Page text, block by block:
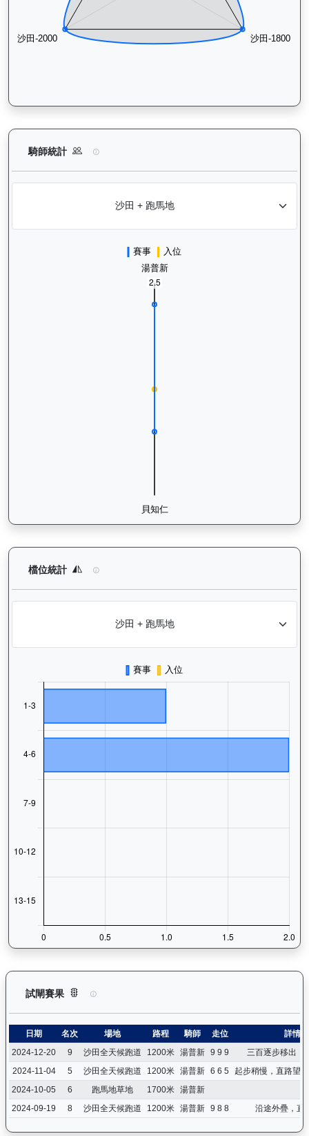
騎師統計 有誰共鳴（J367）— 騎師統計分析：查看各騎
檔位統計 有誰共鳴（J367）— 檔位統計分析：查看馬匹
試閘賽果 有誰共鳴（J367）— 試閘賽果紀錄：查看馬匹
日期 名次 場地 路程 騎師 走位
詳情
2024-12-20
9 沙田全天候跑道 1200米 湯普新 9 9 9
三百逐步移出，
2024-11-04
5 沙田全天候跑道 1200米 湯普新 6 6 5
起步稍慢，直路望
2024-10-05
6 跑馬地草地 1700米 湯普新
2024-09-19
8 沙田全天候跑道 1200米 湯普新 9 8 8 沿途外疊，直